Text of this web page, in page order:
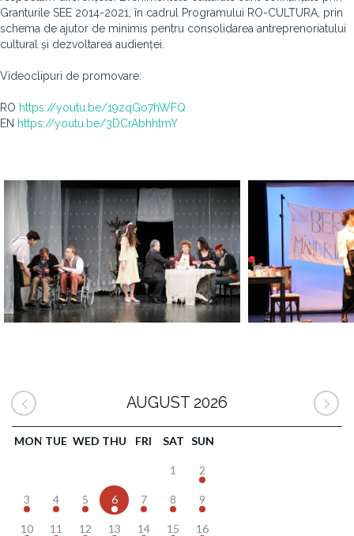
Granturile SEE 2014-2021, în cadrul Programului RO-CULTURA, prin
schema de ajutor de minimis pentru consolidarea antreprenoriatului
cultural și dezvoltarea audienței.
Videoclipuri de promovare:
RO https://youtu.be/19zqGo7hWFQ
EN https://youtu.be/3DCrAbhhtmY
AUGUST 2026
MON TUE WED THU FRI SAT SUN
1 2
3 4 5 6 7 8 9
10 11 12 13 14 15 16